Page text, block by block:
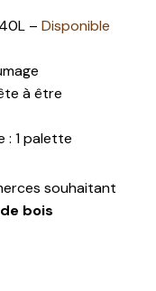
–Disponible
à être
: 1 palette
souhaitant
bois